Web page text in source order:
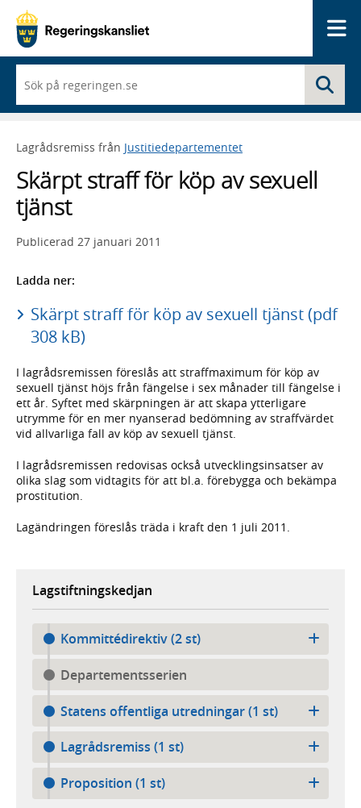
du
börjar
skriva
framträder
lista
med
sökförslag
Lagrådsremiss från Justitiedepartementet
Skärpt straff för köp av sexuell
tjänst
Publicerad 27 januari 2011
Ladda ner:
Skärpt straff för köp av sexuell tjänst (pdf
308 kB)
I lagrådsremissen föreslås att straffmaximum för köp av
sexuell tjänst höjs från fängelse i sex månader till fängelse i
ett år. Syftet med skärpningen är att skapa ytterligare
utrymme för en mer nyanserad bedömning av straffvärdet
vid allvarliga fall av köp av sexuell tjänst.
I lagrådsremissen redovisas också utvecklingsinsatser av
olika slag som vidtagits för att bl.a. förebygga och bekämpa
prostitution.
Lagändringen föreslås träda i kraft den 1 juli 2011.
Lagstiftningskedjan
Kommittédirektiv (2 st)
Departementsserien
Statens offentliga utredningar (1 st)
Lagrådsremiss (1 st)
Proposition (1 st)